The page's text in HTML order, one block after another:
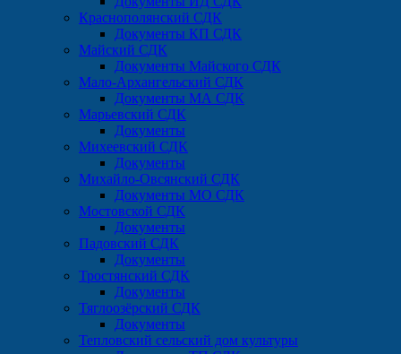
Краснополянский СДК
Документы КП СДК
Майский СДК
Документы Майского СДК
Мало-Архангельский СДК
Документы МА СДК
Марьевский СДК
Документы
Михеевский СДК
Документы
Михайло-Овсянский СДК
Документы МО СДК
Мостовской СДК
Документы
Падовский СДК
Документы
Тростянский СДК
Документы
Тяглоозёрский СДК
Документы
Тепловский сельский дом культуры